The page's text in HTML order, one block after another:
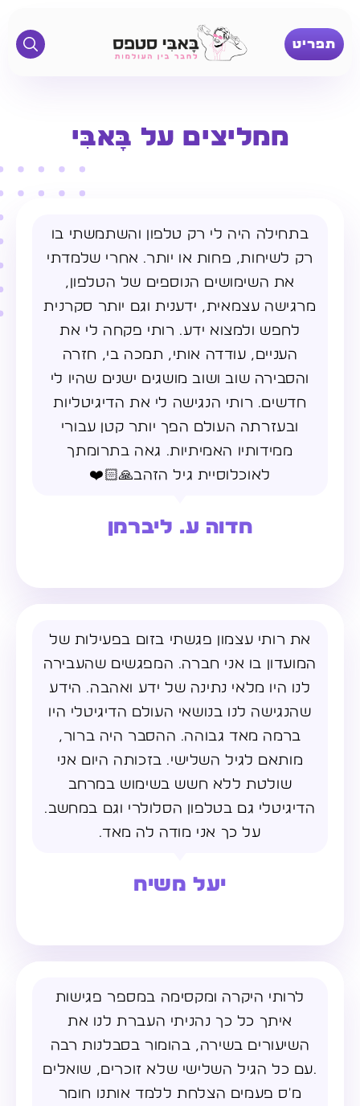
תפריט
ממליצים על בָּאבִּי
בתחילה היה לי רק טלפון והשתמשתי בו
רק לשיחות, פחות או יותר. אחרי שלמדתי
את השימושים הנוספים של הטלפון,
מרגישה עצמאית, ידענית וגם יותר סקרנית
לחפש ולמצוא ידע. רותי פקחה לי את
העניים, עודדה אותי, תמכה בי, חזרה
והסבירה שוב ושוב מושגים ישנים שהיו לי
חדשים. רותי הנגישה לי את הדיגיטליות
ובעזרתה העולם הפך יותר קטן עבורי
ממידותיו האמיתיות. גאה בתרומתך
לאוכלוסיית גיל הזהב🙏🏻❤️
חדוה ע. ליברמן
את רותי עצמון פגשתי בזום בפעילות של
המועדון בו אני חברה. המפגשים שהעבירה
לנו היו מלאי נתינה של ידע ואהבה. הידע
שהנגישה לנו בנושאי העולם הדיגיטלי היו
ברמה מאד גבוהה. ההסבר היה ברור,
מותאם לגיל השלישי. בזכותה היום אני
שולטת ללא חשש בשימוש במרחב
הדיגיטלי גם בטלפון הסלולרי וגם במחשב.
על כך אני מודה לה מאד.
יעל משיח
לרותי היקרה ומקסימה במספר פגישות
איתך כל כך נהניתי העברת לנו את
השיעורים בשירה, בהומור בסבלנות רבה
.עם כל הגיל השלישי שלא זוכרים, שואלים
מ'ס פעמים הצלחת ללמד אותנו חומר